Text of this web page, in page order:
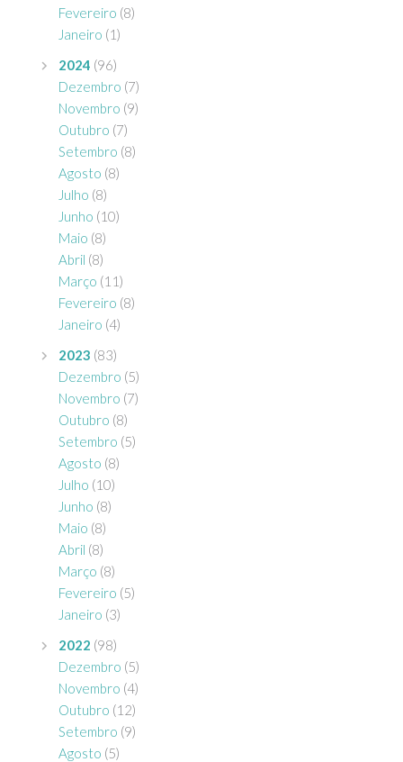
Fevereiro (8)
Janeiro (1)
2024 (96)
Dezembro (7)
Novembro (9)
Outubro (7)
Setembro (8)
Agosto (8)
Julho (8)
Junho (10)
Maio (8)
Abril (8)
Março (11)
Fevereiro (8)
Janeiro (4)
2023 (83)
Dezembro (5)
Novembro (7)
Outubro (8)
Setembro (5)
Agosto (8)
Julho (10)
Junho (8)
Maio (8)
Abril (8)
Março (8)
Fevereiro (5)
Janeiro (3)
2022 (98)
Dezembro (5)
Novembro (4)
Outubro (12)
Setembro (9)
Agosto (5)